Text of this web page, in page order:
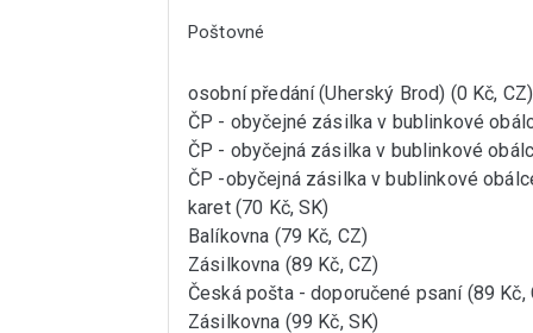
Poštovné
osobní předání (Uherský Brod) (0 Kč, CZ)
ČP - obyčejné zásilka v bublinkové
ČP - obyčejná zásilka v bublinkové
ČP -obyčejná zásilka v bublinkové
karet (70 Kč, SK)
Balíkovna (79 Kč, CZ)
Zásilkovna (89 Kč, CZ)
Česká pošta - doporučené psaní (89 Kč,
Zásilkovna (99 Kč, SK)